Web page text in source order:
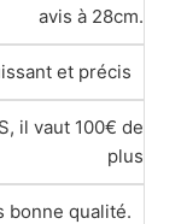
avis à 28cm.
et précis
il vaut 100€ de
plus
bonne qualité.